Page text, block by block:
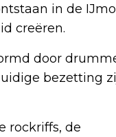
in de
creëren.
door
bezetting
rockriffs, de